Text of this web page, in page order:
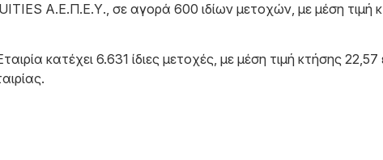
Α.Ε.Π.Ε.Υ., σε αγορά 600 ιδίων μετοχών, με μέση τιμή
κατέχει 6.631 ίδιες μετοχές, με μέση τιμή κτήσης